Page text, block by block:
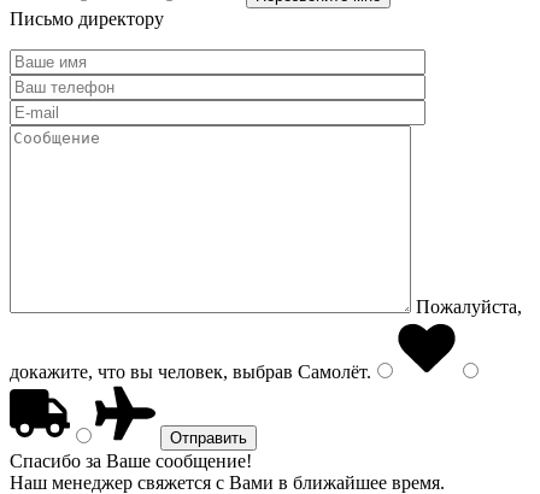
Письмо директору
Пожалуйста,
докажите, что вы человек, выбрав Самолёт.
Спасибо за Ваше сообщение!
Наш менеджер свяжется с Вами в ближайшее время.